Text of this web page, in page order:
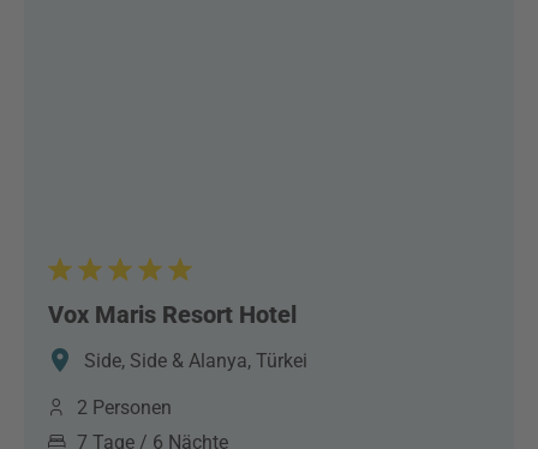
Vox Maris Resort Hotel
Side, Side & Alanya, Türkei
2 Personen
7 Tage / 6 Nächte